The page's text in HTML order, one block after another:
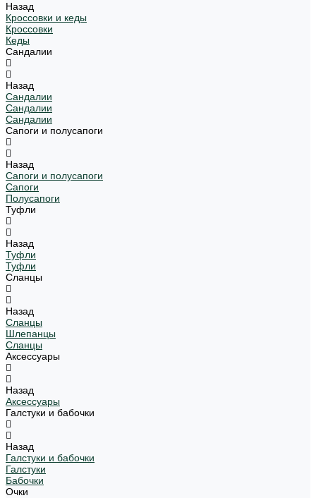
Назад
Кроссовки и кеды
Кроссовки
Кеды
Сандалии
Назад
Сандалии
Сандалии
Сандалии
Сапоги и полусапоги
Назад
Сапоги и полусапоги
Сапоги
Полусапоги
Туфли
Назад
Туфли
Туфли
Сланцы
Назад
Сланцы
Шлепанцы
Сланцы
Аксессуары
Назад
Аксессуары
Галстуки и бабочки
Назад
Галстуки и бабочки
Галстуки
Бабочки
Очки